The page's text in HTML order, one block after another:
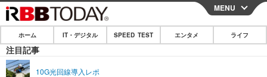
CLOSE
ホーム
IT・デジタル
MENU
ホーム IT・デジタル SPEED TEST エンタメ ライフ
注目記事
10G光回線導入レポ